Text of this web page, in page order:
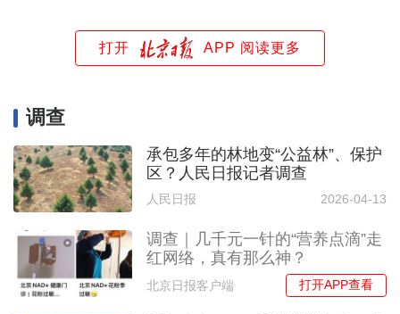
打开 APP 阅读更多
调查
承包多年的林地变“公益林”、保护
区？人民日报记者调查
人民日报 2026-04-13
调查｜几千元一针的“营养点滴”走
红网络，真有那么神？
北京日报客户端 打开APP查看